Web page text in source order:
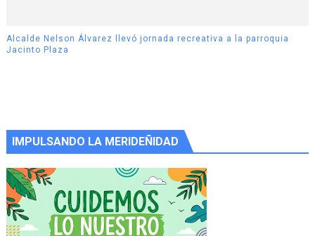
Alcalde Nelson Álvarez llevó jornada recreativa a la parroquia
Jacinto Plaza
IMPULSANDO LA MERIDEÑIDAD